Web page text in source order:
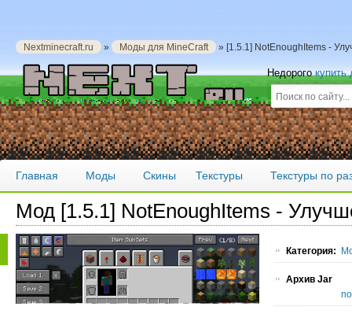
Nextminecraft.ru » Моды для MineCraft » [1.5.1] NotEnoughItems -
Недорогокупить
Главная Моды Скины Текстуры Текстуры по
Мод [1.5.1] NotEnoughItems -
Категория:
Архив Jar